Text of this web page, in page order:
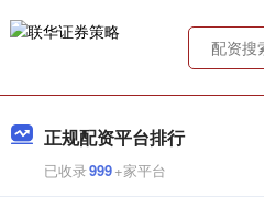
正规配资平台排行
已收录999+家平台